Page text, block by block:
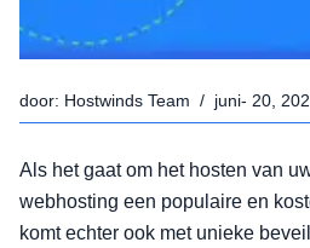
door: Hostwinds Team / juni- 20,
Als het gaat om het hosten van
webhosting een populaire en
komt echter ook met unieke